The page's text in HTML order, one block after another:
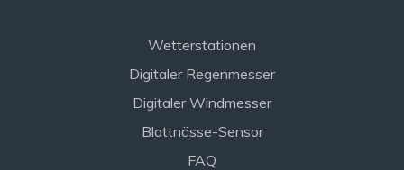
Wetterstationen
Digitaler Regenmesser
Digitaler Windmesser
Blattnässe-Sensor
FAQ